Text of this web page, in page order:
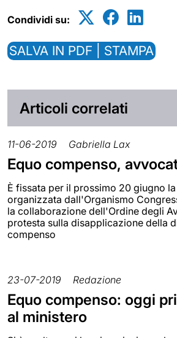
Condividi su:
SALVA IN PDF | STAMPA
Articoli correlati
11-06-2019 Gabriella Lax
Equo compenso,
È fissata per il prossimo 20 giugno
organizzata dall'Organismo
la collaborazione dell'Ordine degli
protesta sulla disapplicazione della
compenso
23-07-2019 Redazione
Equo compenso: oggi
al ministero